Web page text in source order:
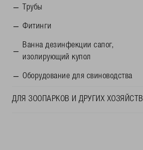
Трубы
Фитинги
Ванна дезинфекции сапог,
изолирующий купол
Oборудование для свиноводства
ДЛЯ ЗООПАРКОВ И ДРУГИХ ХОЗЯЙСТВ